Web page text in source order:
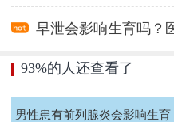
早泄会影响生育吗？
93%的人还查看了
男性患有前列腺炎会影响生育